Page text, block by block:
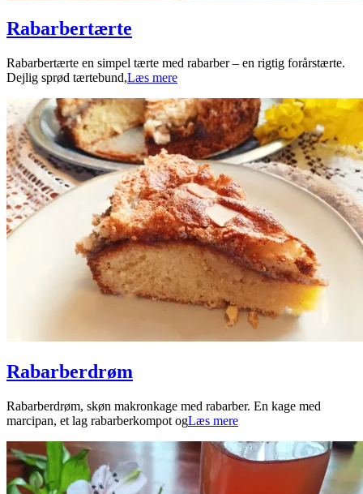
Rabarbertærte
2026-
04-
Rabarbertærte en simpel tærte med rabarber – en rigtig forårstærte.
Dejlig sprød tærtebund,Læs mere
Rabarberdrøm
2026-
04-
Rabarberdrøm, skøn makronkage med rabarber. En kage med
marcipan, et lag rabarberkompot ogLæs mere